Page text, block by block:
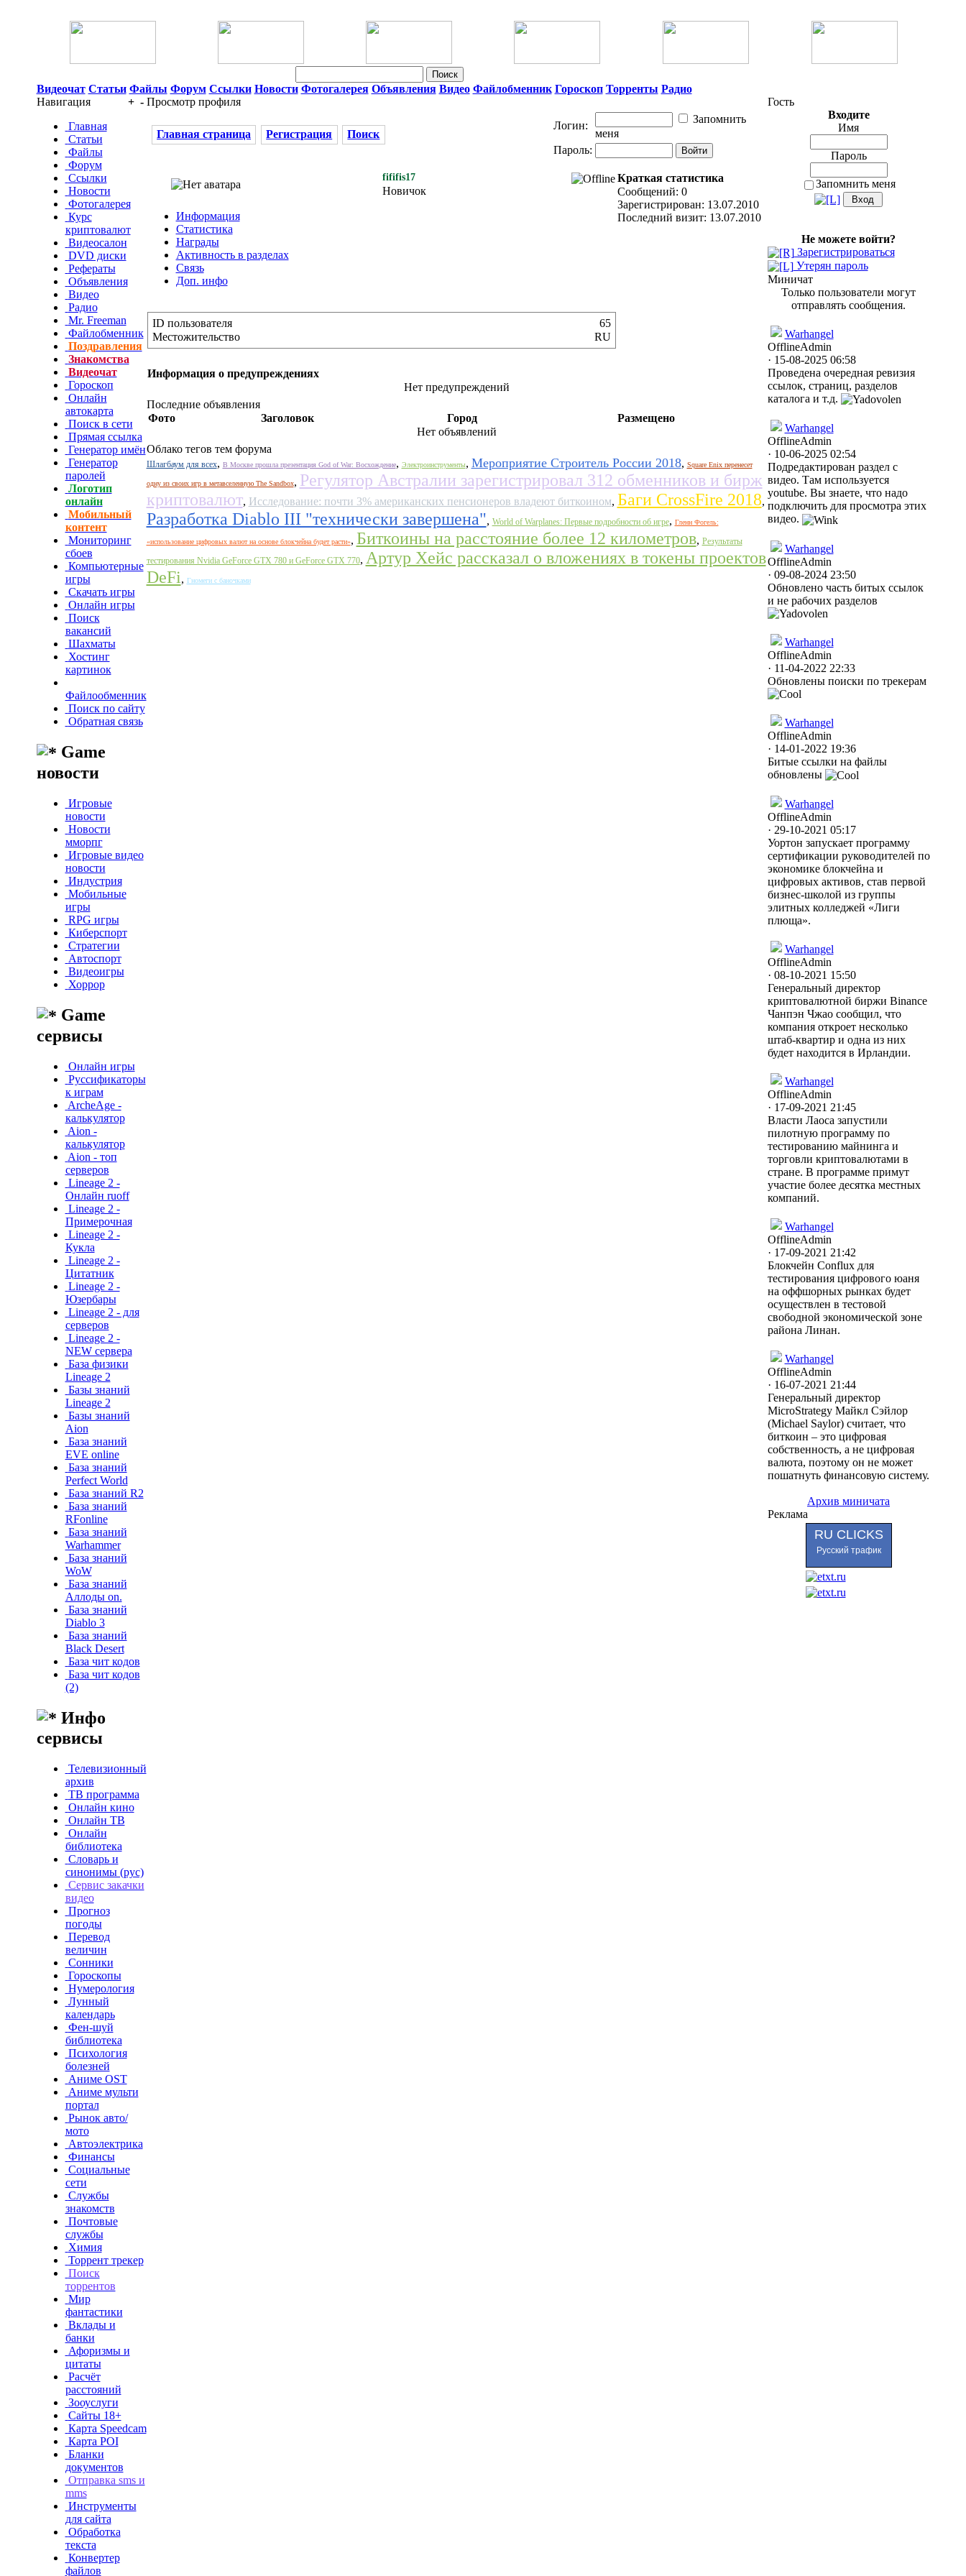
Видеочат Статьи Файлы Форум Ссылки Новости Фотогалерея Объявления Видео Файлобменник Гороскоп Торренты Радио
Навигация
+ -
Главная
Статьи
Файлы
Форум
Ссылки
Новости
Фотогалерея
Курс
криптовалют
Видеосалон
DVD диски
Рефераты
Объявления
Видео
Радио
Mr. Freeman
Файлобменник
Поздравления
Знакомства
Видеочат
Гороскоп
Онлайн
автокарта
Поиск в сети
Прямая ссылка
Генератор имён
Генератор
паролей
Логотип
онлайн
Мобильный
контент
Мониторинг
сбоев
Компьютерные
игры
Скачать игры
Онлайн игры
Поиск
вакансий
Шахматы
Хостинг
картинок
Файлообменник
Поиск по сайту
Обратная связь
Game
новости
Игровые
новости
Новости
мморпг
Игровые видео
новости
Индустрия
Мобильные
игры
RPG игры
Киберспорт
Стратегии
Автоспорт
Видеоигры
Хоррор
Game
сервисы
Онлайн игры
Руссификаторы
к играм
ArcheAge -
калькулятор
Aion -
калькулятор
Aion - топ
серверов
Lineage 2 -
Онлайн ruoff
Lineage 2 -
Примерочная
Lineage 2 -
Кукла
Lineage 2 -
Цитатник
Lineage 2 -
Юзербары
Lineage 2 - для
серверов
Lineage 2 -
NEW сервера
База физики
Lineage 2
Базы знаний
Lineage 2
Базы знаний
Aion
База знаний
EVE online
База знаний
Perfect World
База знаний R2
База знаний
RFonline
База знаний
Warhammer
База знаний
WoW
База знаний
Аллоды on.
База знаний
Diablo 3
База знаний
Black Desert
База чит кодов
База чит кодов
(2)
Инфо
сервисы
Телевизионный
архив
ТВ программа
Онлайн кино
Онлайн ТВ
Онлайн
библиотека
Словарь и
синонимы (рус)
Сервис закачки
видео
Прогноз
погоды
Перевод
величин
Сонники
Гороскопы
Нумерология
Лунный
календарь
Фен-шуй
библиотека
Психология
болезней
Аниме OST
Аниме мульти
портал
Рынок авто/
мото
Автоэлектрика
Финансы
Социальные
сети
Службы
знакомств
Почтовые
службы
Химия
Торрент трекер
Поиск
торрентов
Мир
фантастики
Вклады и
банки
Афоризмы и
цитаты
Расчёт
расстояний
Зооуслуги
Сайты 18+
Карта Speedcam
Карта POI
Бланки
документов
Отправка sms и
mms
Инструменты
для сайта
Обработка
текста
Конвертер
файлов
Просмотр профиля
Главная страница Регистрация Поиск
Логин:
Запомнить
меня
Пароль:
fififis17
Новичок
Информация
Статистика
Награды
Активность в разделах
Связь
Доп. инфо
ID пользователя
65
Местожительство
RU
Краткая статистика
Сообщений: 0
Зарегистрирован: 13.07.2010
Последний визит: 13.07.2010
Информация о предупреждениях
Нет предупреждений
Последние объявления
Фото
Заголовок Город
Размещено
Нет объявлений
Облако тегов тем форума
Шлагбаум для всех, В Москве прошла презентация God of War: Восхождение, Электроинструменты, Мероприятие Строитель России 2018, Square Enix перенесет
одну из своих игр в метавселенную The Sandbox, Регулятор Австралии зарегистрировал 312 обменников и бирж
криптовалют, Исследование: почти 3% американских пенсионеров владеют биткоином, Баги CrossFire 2018,
Разработка Diablo III "технически завершена", World of Warplanes: Первые подробности об игре, Гленн Фогель:
«использование цифровых валют на основе блокчейна будет расти», Биткоины на расстояние более 12 километров, Результаты
тестирования Nvidia GeForce GTX 780 и GeForce GTX 770, Артур Хейс рассказал о вложениях в токены проектов
DeFi, Гномеги с баночками
Гость
Входите
Имя
Пароль
Запомнить меня
Не можете войти?
Зарегистрироваться
Утерян пароль
Миничат
Только пользователи могут
отправлять сообщения.
Warhangel
OfflineAdmin
· 15-08-2025 06:58
Проведена очередная ревизия
ссылок, страниц, разделов
каталога и т.д.
Warhangel
OfflineAdmin
· 10-06-2025 02:54
Подредактирован раздел с
видео. Там используется
youtube. Вы знаете, что надо
подключить для просмотра этих
видео.
Warhangel
OfflineAdmin
· 09-08-2024 23:50
Обновлено часть битых ссылок
и не рабочих разделов
Warhangel
OfflineAdmin
· 11-04-2022 22:33
Обновлены поиски по трекерам
Warhangel
OfflineAdmin
· 14-01-2022 19:36
Битые ссылки на файлы
обновлены
Warhangel
OfflineAdmin
· 29-10-2021 05:17
Уортон запускает программу
сертификации руководителей по
экономике блокчейна и
цифровых активов, став первой
бизнес-школой из группы
элитных колледжей «Лиги
плюща».
Warhangel
OfflineAdmin
· 08-10-2021 15:50
Генеральный директор
криптовалютной биржи Binance
Чанпэн Чжао сообщил, что
компания откроет несколько
штаб-квартир и одна из них
будет находится в Ирландии.
Warhangel
OfflineAdmin
· 17-09-2021 21:45
Власти Лаоса запустили
пилотную программу по
тестированию майнинга и
торговли криптовалютами в
стране. В программе примут
участие более десятка местных
компаний.
Warhangel
OfflineAdmin
· 17-09-2021 21:42
Блокчейн Conflux для
тестирования цифрового юаня
на оффшорных рынках будет
осуществлен в тестовой
свободной экономической зоне
района Линан.
Warhangel
OfflineAdmin
· 16-07-2021 21:44
Генеральный директор
MicroStrategy Майкл Сэйлор
(Michael Saylor) считает, что
биткоин – это цифровая
собственность, а не цифровая
валюта, поэтому он не может
пошатнуть финансовую систему.
Архив миничата
Реклама
RU CLICKS
Русский трафик